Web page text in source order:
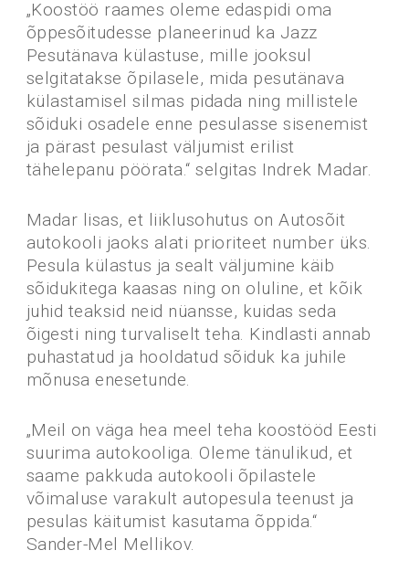
„Koostöö raames oleme edaspidi oma
õppesõitudesse planeerinud ka Jazz
Pesutänava külastuse, mille jooksul
selgitatakse õpilasele, mida pesutänava
külastamisel silmas pidada ning millistele
sõiduki osadele enne pesulasse sisenemist
ja pärast pesulast väljumist erilist
tähelepanu pöörata.“ selgitas Indrek Madar.
Madar lisas, et liiklusohutus on Autosõit
autokooli jaoks alati prioriteet number üks.
Pesula külastus ja sealt väljumine käib
sõidukitega kaasas ning on oluline, et kõik
juhid teaksid neid nüansse, kuidas seda
õigesti ning turvaliselt teha. Kindlasti annab
puhastatud ja hooldatud sõiduk ka juhile
mõnusa enesetunde.
„Meil on väga hea meel teha koostööd Eesti
suurima autokooliga. Oleme tänulikud, et
saame pakkuda autokooli õpilastele
võimaluse varakult autopesula teenust ja
pesulas käitumist kasutama õppida.“
Sander-Mel Mellikov.